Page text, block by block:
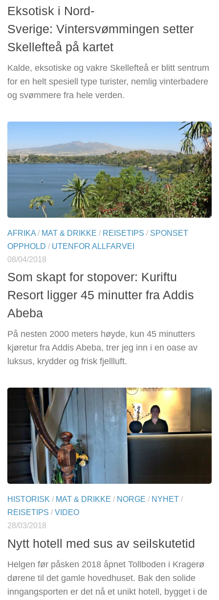
Eksotisk i Nord-
Sverige: Vintersvømmingen setter
Skellefteå på kartet
Kalde, eksotiske og vakre Skellefteå er blitt sentrum
for en helt spesiell type turister, nemlig vinterbadere
og svømmere fra hele verden.
AFRIKA / MAT & DRIKKE / REISETIPS / SPONSET
OPPHOLD / UTENFOR ALLFARVEI
08/04/2018
Som skapt for stopover: Kuriftu
Resort ligger 45 minutter fra Addis
Abeba
På nesten 2000 meters høyde, kun 45 minutters
kjøretur fra Addis Abeba, trer jeg inn i en oase av
luksus, krydder og frisk fjellluft.
HISTORISK / MAT & DRIKKE / NORGE / NYHET /
REISETIPS / VIDEO
28/03/2018
Nytt hotell med sus av seilskutetid
Helgen før påsken 2018 åpnet Tollboden i Kragerø
dørene til det gamle hovedhuset. Bak den solide
inngangsporten er det nå et unikt hotell, bygget i de